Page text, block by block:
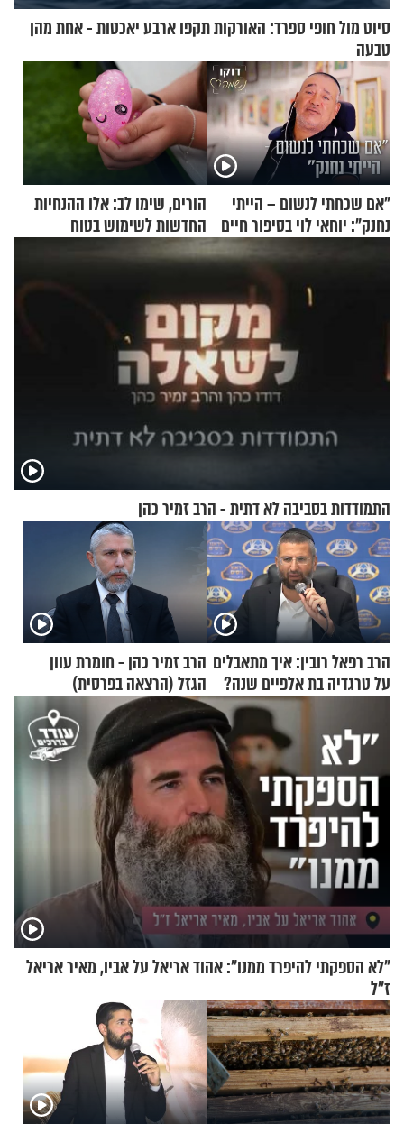
סיוט מול חופי ספרד: האורקות תקפו ארבע יאכטות - אחת מהן
טבעה
"אם שכחתי לנשום – הייתי
נחנק": יוחאי לוי בסיפור חיים
הורים, שימו לב: אלו ההנחיות
החדשות לשימוש בטוח
בסקווישי לאחר מקרי אשפוז
התמודדות בסביבה לא דתית - הרב זמיר כהן
הרב רפאל רובין: איך מתאבלים
על טרגדיה בת אלפיים שנה?
הרב זמיר כהן - חומרת עוון
הגזל (הרצאה בפרסית)
"לא הספקתי להיפרד ממנו": אהוד אריאל על אביו, מאיר אריאל
ז"ל